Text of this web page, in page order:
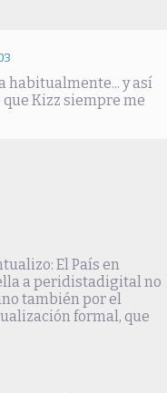
habitualmente... y así
que Kizz siempre me
El País en
a peridistadigital no
también por el
formal, que